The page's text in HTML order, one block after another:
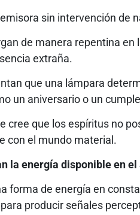
sin intervención de
de manera repentina
extraña.
que una lámpara
un aniversario o un
cree que los espíritus no
con el mundo material.
la energía disponible en
forma de energía en
producir señales